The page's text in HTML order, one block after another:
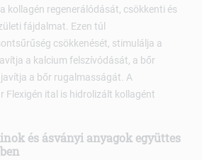
kollagén regenerálódását, csökkenti és
fájdalmat. Ezen túl
csökkenését, stimulálja a
a kalcium felszívódását, a bőr
javítja a bőr rugalmasságát. A
Flexigén ital is hidrolizált kollagént
és ásványi anyagok együttes